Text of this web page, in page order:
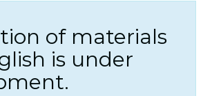
of materials
is under